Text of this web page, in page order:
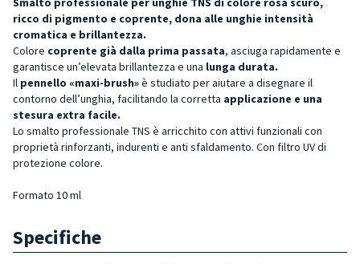
ricco di pigmento e coprente, dona alle unghie intensità
cromatica e brillantezza.
Colore coprente già dalla prima passata, asciuga rapidamente e
garantisce un’elevata brillantezza e una lunga durata.
Il pennello «maxi-brush»è studiato per aiutare a disegnare il
contorno dell’unghia, facilitando la corretta applicazione e una
stesura extra facile.
Lo smalto professionale TNS è arricchito con attivi funzionali con
proprietà rinforzanti, indurenti e anti sfaldamento. Con filtro UV di
protezione colore.
Formato 10 ml
Specifiche